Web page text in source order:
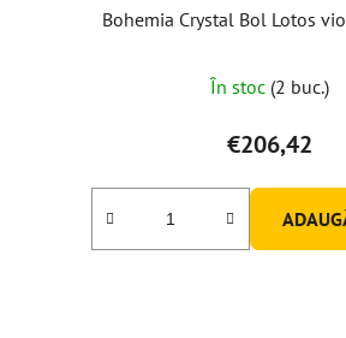
Bohemia Crystal Bol Lotos
În stoc (2 buc.)
€206,42